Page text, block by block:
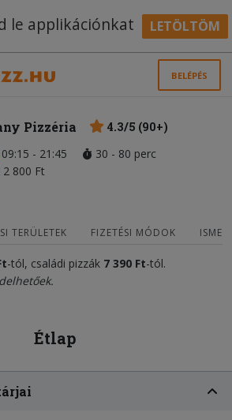
le applikációnkat LETÖLTÖM
BELÉPÉS
Pizzéria
4.3/5 (90+)
- 21:45
30 - 80 perc
2 800 Ft
TERÜLETEK FIZETÉSI MÓDOK
-tól, családi pizzák 7 390 Ft-tól.
Étlap